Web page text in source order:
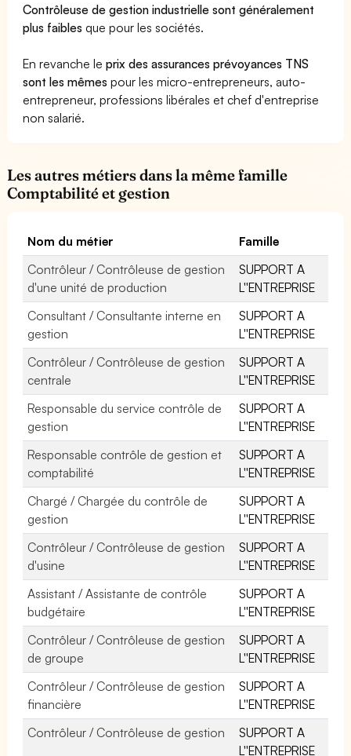
Contrôleuse de gestion industrielle sont généralement
plus faibles que pour les sociétés.
En revanche leprix des assurances prévoyances TNS
sont les mêmes pour les micro-entrepreneurs, auto-
entrepreneur, professions libérales et chef d'entreprise
non salarié.
Les autres métiers dans la même famille
Comptabilité et gestion
Nom du métier
Famille
Contrôleur / Contrôleuse de gestion
d'une unité de production
SUPPORT A
L''ENTREPRISE
Consultant / Consultante interne en
gestion
SUPPORT A
L''ENTREPRISE
Contrôleur / Contrôleuse de gestion
centrale
SUPPORT A
L''ENTREPRISE
Responsable du service contrôle de
gestion
SUPPORT A
L''ENTREPRISE
Responsable contrôle de gestion et
comptabilité
SUPPORT A
L''ENTREPRISE
Chargé / Chargée du contrôle de
gestion
SUPPORT A
L''ENTREPRISE
Contrôleur / Contrôleuse de gestion
d'usine
SUPPORT A
L''ENTREPRISE
Assistant / Assistante de contrôle
budgétaire
SUPPORT A
L''ENTREPRISE
Contrôleur / Contrôleuse de gestion
de groupe
SUPPORT A
L''ENTREPRISE
Contrôleur / Contrôleuse de gestion
financière
SUPPORT A
L''ENTREPRISE
Contrôleur / Contrôleuse de gestion
SUPPORT A
L''ENTREPRISE